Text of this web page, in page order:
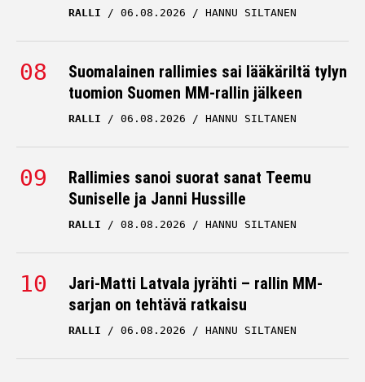
RALLI 06.08.2026 HANNU SILTANEN
Suomalainen rallimies sai lääkäriltä tylyn
tuomion Suomen MM-rallin jälkeen
RALLI 06.08.2026 HANNU SILTANEN
Rallimies sanoi suorat sanat Teemu
Suniselle ja Janni Hussille
RALLI 08.08.2026 HANNU SILTANEN
Jari-Matti Latvala jyrähti – rallin MM-
sarjan on tehtävä ratkaisu
RALLI 06.08.2026 HANNU SILTANEN